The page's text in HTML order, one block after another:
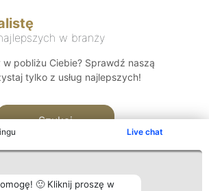
Live chat
🙂 Kliknij proszę w
w branży
pobliżu Ciebie? Sprawdź naszą
tylko z usług najlepszych!
Szukaj